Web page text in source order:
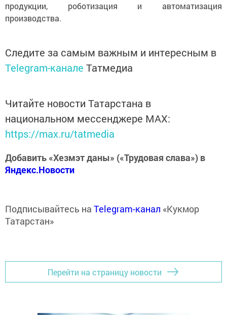
продукции, роботизация и автоматизация
производства.
Следите за самым важным и интересным в
Telegram-канале Татмедиа
Читайте новости Татарстана в
национальном мессенджере MАХ:
https://max.ru/tatmedia
Добавить «Хезмэт даны» («Трудовая слава») в
Яндекс.Новости
Подписывайтесь на Telegram-канал «Кукмор
Татарстан»
Перейти на страницу новости